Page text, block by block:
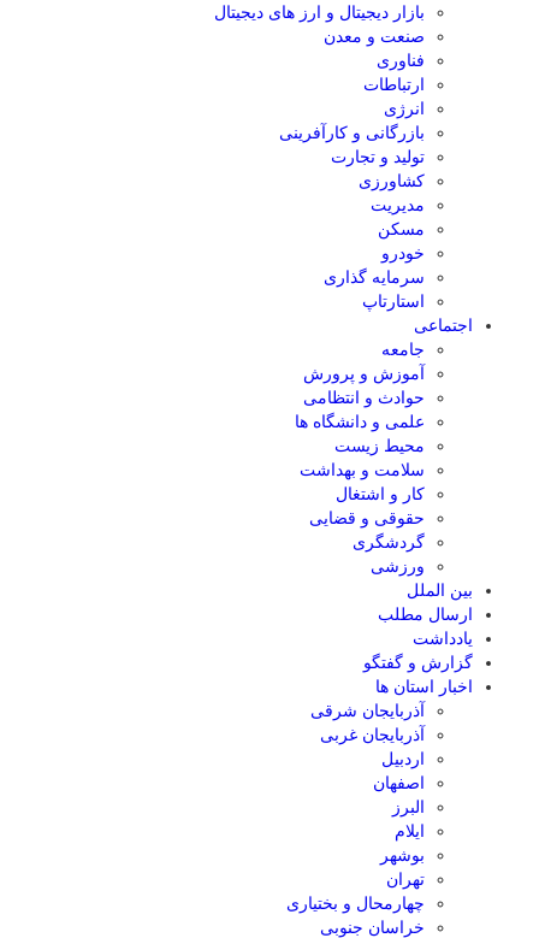
بازار دیجیتال و ارز های دیجیتال
صنعت و معدن
فناوری
ارتباطات
انرژی
بازرگانی و کارآفرینی
تولید و تجارت
کشاورزی
مدیریت
مسکن
خودرو
سرمایه گذاری
استارتاپ
اجتماعی
جامعه
آموزش و پرورش
حوادث و انتظامی
علمی و دانشگاه ها
محیط زیست
سلامت و بهداشت
کار و اشتغال
حقوقی و قضایی
گردشگری
ورزشی
بین الملل
ارسال مطلب
یادداشت
گزارش و گفتگو
اخبار استان ها
آذربایجان شرقی
آذربایجان غربی
اردبیل
اصفهان
البرز
ایلام
بوشهر
تهران
چهارمحال و بختیاری
خراسان جنوبی